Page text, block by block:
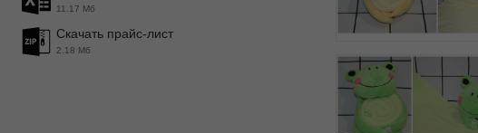
11.17 Мб
Скачать прайс-лист
2.18 Мб